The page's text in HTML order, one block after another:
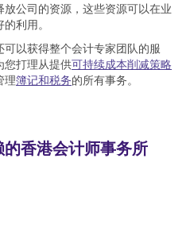
公司的资源，这些资源可以在业
利用。
以获得整个会计专家团队的服
您打理从提供可持续成本削减策略
理簿记和税务的所有事务。
香港会计师事务所